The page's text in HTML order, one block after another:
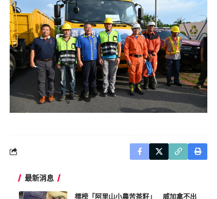
最新消息
標榜「阿里山小農苦茶籽」 威加拿不出